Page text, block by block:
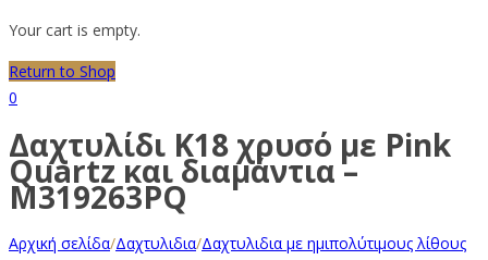
Your cart is empty.
Return to Shop
0
Δαχτυλίδι Κ18 χρυσό με Pink
Quartz και διαμάντια –
M319263PQ
Αρχική σελίδα/Δαχτυλιδια/Δαχτυλιδια με ημιπολύτιμους λίθους